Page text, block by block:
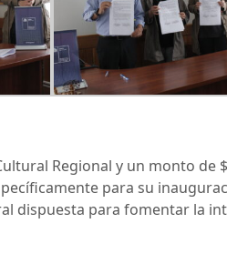
Regional y un monto de
para su
dispuesta para fomentar la